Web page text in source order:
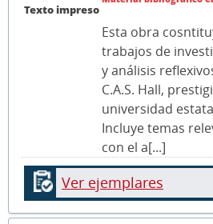
Texto impreso
Esta obra
trabajos de
y análisis
C.A.S. Hall,
universidad
Incluye temas
con el a[...]
Ver ejemplares